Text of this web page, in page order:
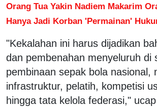
Orang Tua Yakin Nadiem Makarim
Hanya Jadi Korban 'Permainan'
"Kekalahan ini harus dijadikan
dan pembenahan menyeluruh di
pembinaan sepak bola nasional,
infrastruktur, pelatih, kompetisi
hingga tata kelola federasi,"